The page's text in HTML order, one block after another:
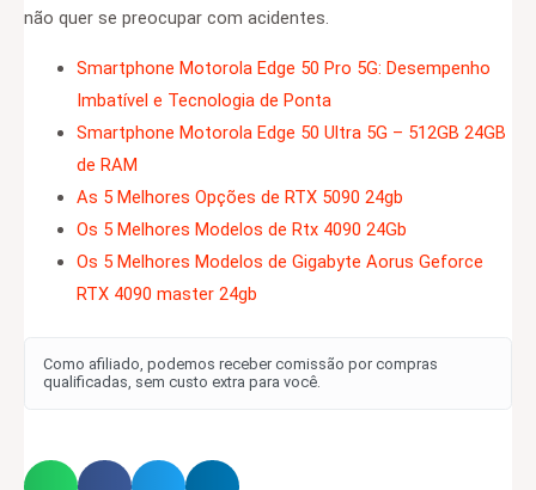
não quer se preocupar com acidentes.
Smartphone Motorola Edge 50 Pro 5G: Desempenho
Imbatível e Tecnologia de Ponta
Smartphone Motorola Edge 50 Ultra 5G – 512GB 24GB
de RAM
As 5 Melhores Opções de RTX 5090 24gb
Os 5 Melhores Modelos de Rtx 4090 24Gb
Os 5 Melhores Modelos de Gigabyte Aorus Geforce
RTX 4090 master 24gb
Como afiliado, podemos receber comissão por compras
qualificadas, sem custo extra para você.